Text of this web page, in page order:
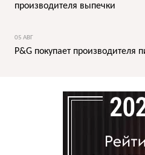
производителя выпечки
05 АВГ
P&G покупает производителя